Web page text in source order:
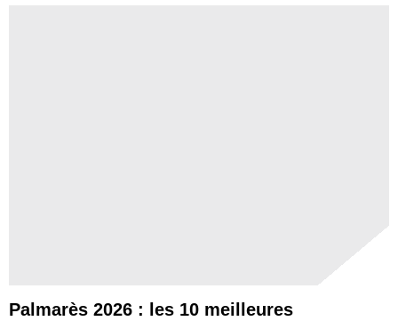
Palmarès 2026 : les 10 meilleures